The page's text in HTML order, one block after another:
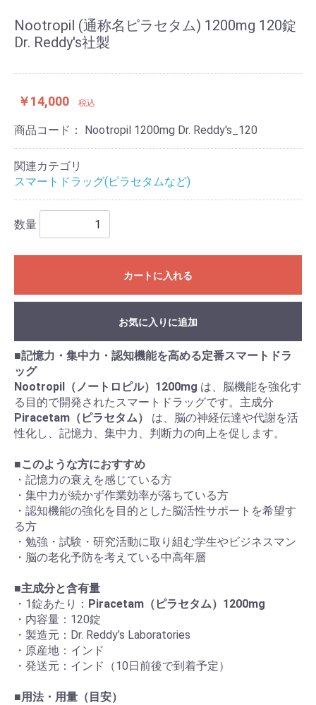
Nootropil (通称名ピラセタム) 1200mg 120錠
Dr. Reddy's社製
￥14,000 税込
商品コード： Nootropil 1200mg Dr. Reddy's_120
関連カテゴリ
スマートドラッグ(ピラセタムなど)
数量
カートに入れる
お気に入りに追加
■記憶力・集中力・認知機能を高める定番スマートドラ
ッグ
Nootropil（ノートロピル）1200mg は、脳機能を強化す
る目的で開発されたスマートドラッグです。主成分
Piracetam（ピラセタム）
は、脳の神経伝達や代謝を活
性化し、記憶力、集中力、判断力の向上を促します。
■このような方におすすめ
・記憶力の衰えを感じている方
・集中力が続かず作業効率が落ちている方
・認知機能の強化を目的とした脳活性サポートを希望す
る方
・勉強・試験・研究活動に取り組む学生やビジネスマン
・脳の老化予防を考えている中高年層
■主成分と含有量
・1錠あたり： Piracetam（ピラセタム）1200mg
・内容量：120錠
・製造元：Dr. Reddy’s Laboratories
・原産地：インド
・発送元：インド（10日前後で到着予定）
■用法・用量（目安）